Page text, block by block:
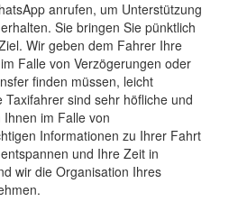
anrufen, um Unterstützung
Sie bringen Sie pünktlich
Wir geben dem Fahrer Ihre
Falle von Verzögerungen oder
finden müssen, leicht
sind sehr höfliche und
im Falle von
Informationen zu Ihrer Fahrt
und Ihre Zeit in
wir die Organisation Ihres